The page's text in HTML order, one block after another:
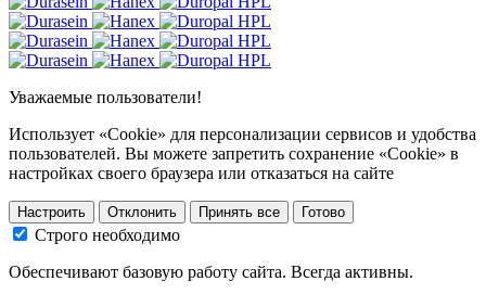
Уважаемые пользователи!
Использует «Cookie» для персонализации сервисов и удобства
пользователей. Вы можете запретить сохранение «Cookie» в
настройках своего браузера или отказаться на сайте
Настроить Отклонить Принять все Готово
Строго необходимо
Обеспечивают базовую работу сайта. Всегда активны.